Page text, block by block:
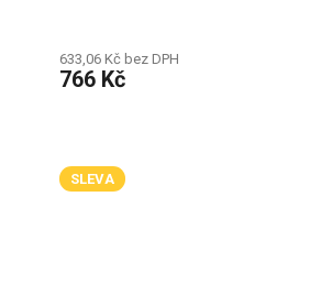
633,06 Kč bez DPH
766 Kč
SLEVA